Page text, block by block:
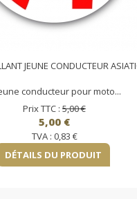
JEUNE CONDUCTEUR
conducteur pour moto...
Prix TTC : 5,00 €
5,00 €
TVA : 0,83 €
DÉTAILS DU PRODUIT